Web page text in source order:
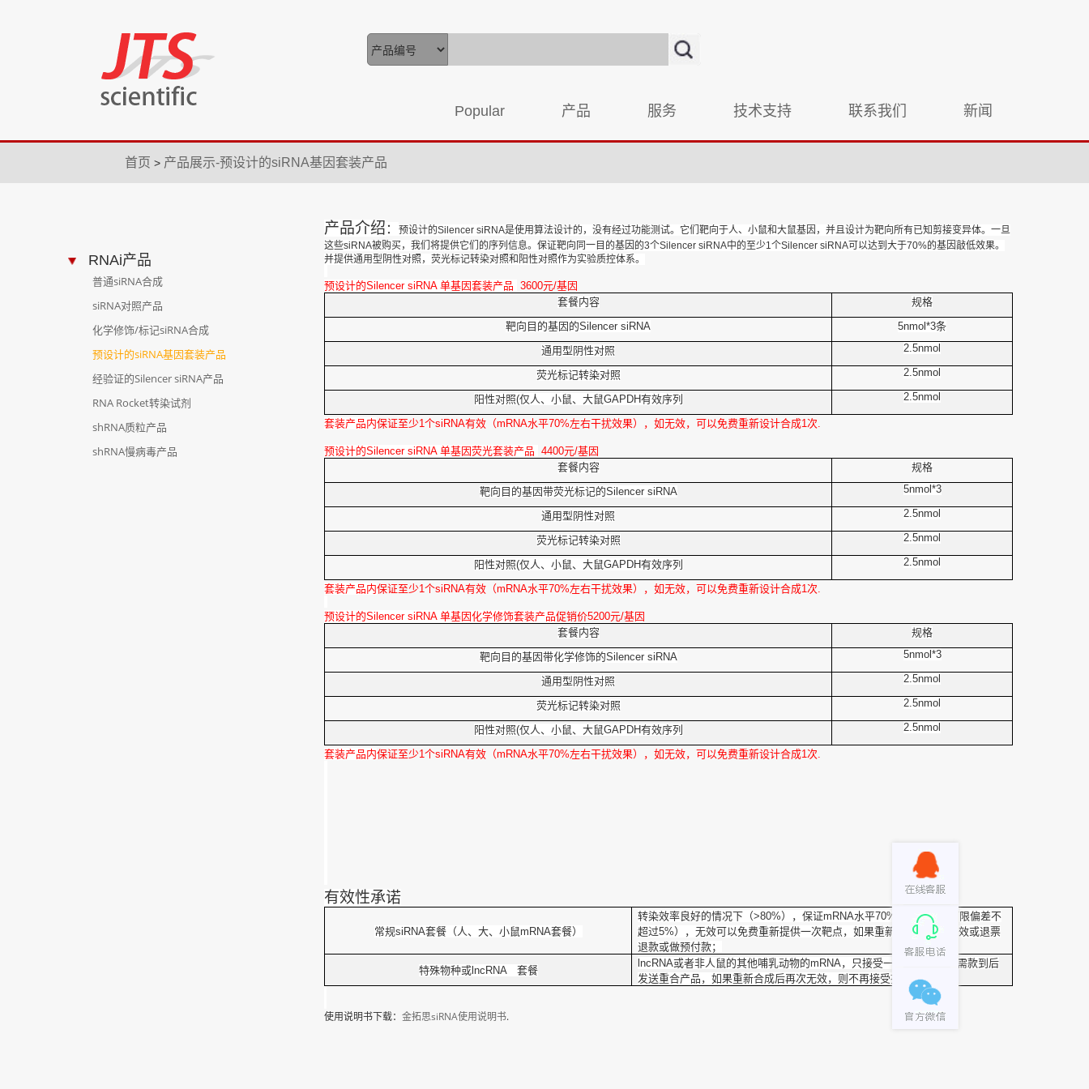
Popular 产品 服务 技术支持 联系我们 新闻
首页 > 产品展示-预设计的siRNA基因套装产品
RNAi产品
普通siRNA合成
siRNA对照产品
化学修饰/标记siRNA合成
预设计的siRNA基因套装产品
经验证的Silencer siRNA产品
RNA Rocket转染试剂
shRNA质粒产品
shRNA慢病毒产品
产品介绍 ：
预设计的Silencer siRNA是使用算法设计的，没有经过功能测试。它们靶向于人、小鼠和大鼠基因，并且设计为靶向所有已知剪接变异体。一旦
这些siRNA被购买，我们将提供它们的序列信息。保证靶向同一目的基因的3个Silencer siRNA中的至少1个Silencer siRNA可以达到大于70%的基因敲低效果。
并提供通用型阴性对照，荧光标记转染对照和阳性对照作为实验质控体系。
预设计的SilencersiRNA 单基因套装产品 3600元/基因
套餐内容
规格
靶向目的基因的Silencer siRNA
5nmol*3条
通用型阴性对照
2.5nmol
荧光标记转染对照 2.5nmol
阳性对照(仅人、小鼠、大鼠GAPDH有效序列 2.5nmol
套装产品内保证至少1个siRNA有效（mRNA水平70%左右干扰效果），如无效，可以免费重新设计合成1次.
预设计的SilencersiRNA 单基因荧光套装产品 4400元/基因
套餐内容
规格
靶向目的基因带荧光标记的Silencer siRNA
5nmol*3
通用型阴性对照 2.5nmol
荧光标记转染对照 2.5nmol
阳性对照(仅人、小鼠、大鼠GAPDH有效序列 2.5nmol
套装产品内保证至少1个siRNA有效（mRNA水平70%左右干扰效果），如无效，可以免费重新设计合成1次.
预设计的SilencersiRNA 单基因化学修饰套装产品促销价5200元/基因
套餐内容
规格
靶向目的基因带化学修饰的Silencer siRNA
5nmol*3
通用型阴性对照 2.5nmol
荧光标记转染对照 2.5nmol
阳性对照(仅人、小鼠、大鼠GAPDH有效序列 2.5nmol
套装产品内保证至少1个siRNA有效（mRNA水平70%左右干扰效果），如无效，可以免费重新设计合成1次.
有效性承诺
常规siRNA套餐（人、大、小鼠mRNA套餐）
转染效率良好的情况下（>80%），保证mRNA水平70%干扰效果（下限偏差不
超过5%），无效可以免费重新提供一次靶点，如果重新合成后再次无效或退票
退款或做预付款；
特殊物种或lncRNA 套餐
lncRNA或者非人鼠的其他哺乳动物的mRNA，只接受一次无效投诉，需款到后
发送重合产品，如果重新合成后再次无效，则不再接受投诉处理。
使用说明书下载： 金拓思siRNA使用说明书.